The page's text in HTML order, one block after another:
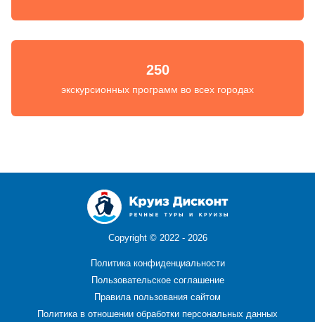
250
экскурсионных программ во всех городах
Copyright © 2022 - 2026
Политика конфиденциальности
Пользовательское соглашение
Правила пользования сайтом
Политика в отношении обработки персональных данных